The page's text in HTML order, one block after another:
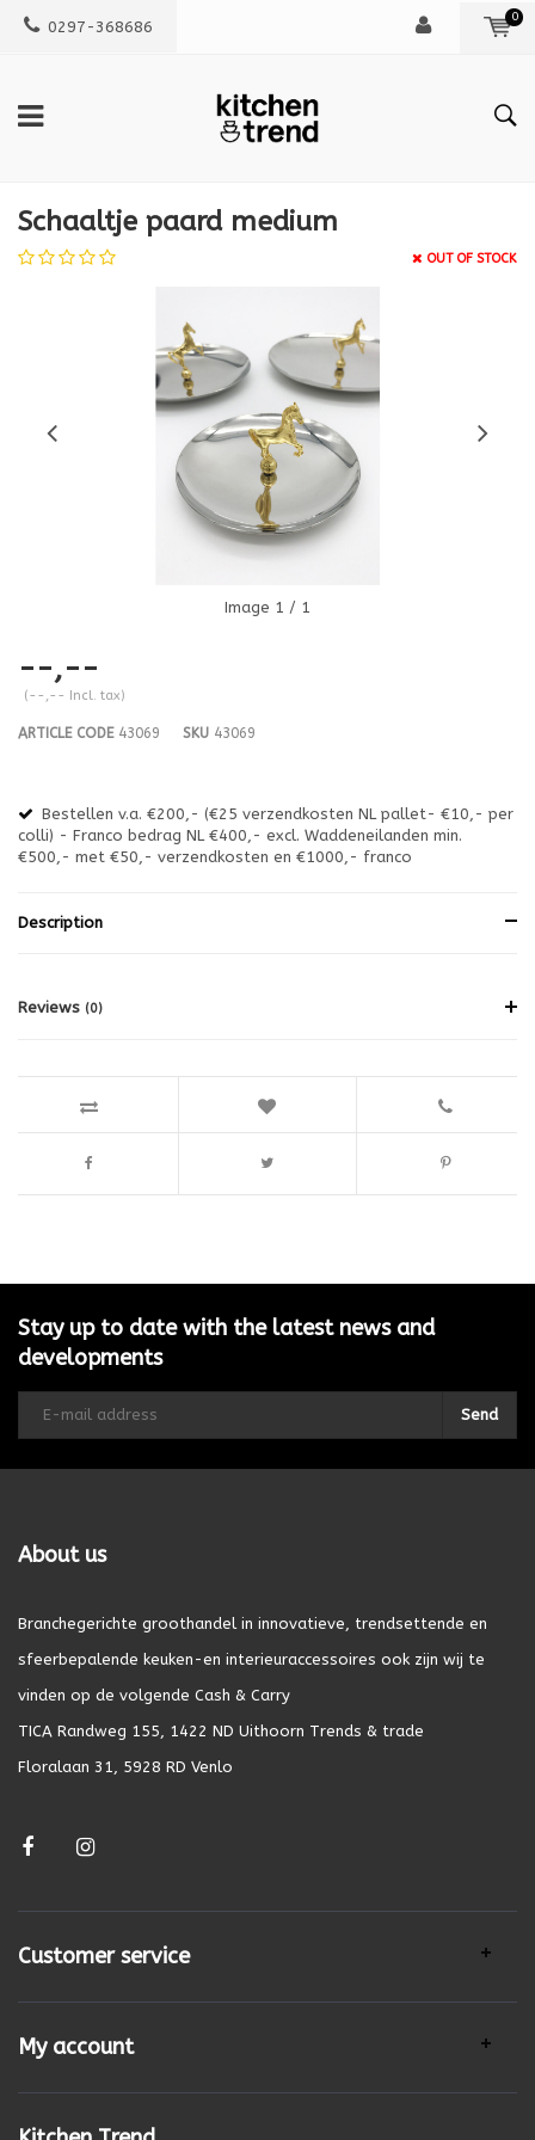
0297-368686
0
Schaaltje paard medium
OUT OF STOCK
Image 1 / 1
--,--
(--,-- Incl. tax)
ARTICLE CODE43069 SKU 43069
Bestellen v.a. €200,- (€25 verzendkosten NL pallet- €10,- per
colli) - Franco bedrag NL €400,- excl. Waddeneilanden min.
€500,- met €50,- verzendkosten en €1000,- franco
Description
Reviews (0)
Stay up to date with the latest news and
developments
Send
About us
Branchegerichte groothandel in innovatieve, trendsettende en
sfeerbepalende keuken-en interieuraccessoires ook zijn wij te
vinden op de volgende Cash & Carry
TICA Randweg 155, 1422 ND Uithoorn Trends & trade
Floralaan 31, 5928 RD Venlo
Customer service
My account